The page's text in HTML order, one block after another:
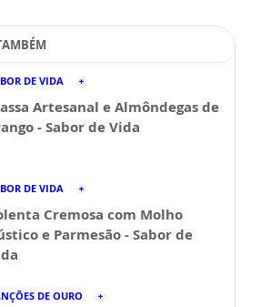
DE VIDA
Artesanal e Almôndegas de
- Sabor de Vida
DE VIDA
Cremosa com Molho
e Parmesão - Sabor de
DE OURO